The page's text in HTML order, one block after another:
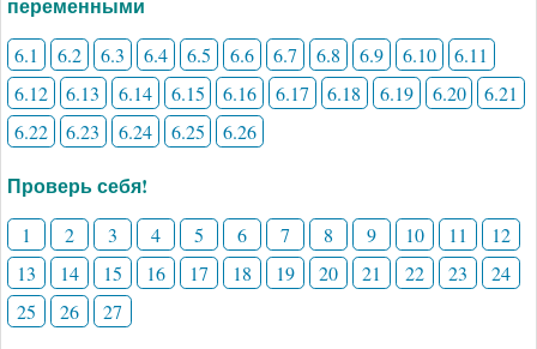
переменными
6.1 6.2 6.3 6.4 6.5 6.6 6.7 6.8 6.9 6.10
6.11
6.12
6.13 6.14 6.15 6.16 6.17 6.18 6.19 6.20
6.21
6.22
6.23 6.24 6.25 6.26
Проверь себя!
1 2 3 4 5 6 7 8 9 10 11
12
13
14 15 16 17 18 19 20 21 22 23
24
25
26 27